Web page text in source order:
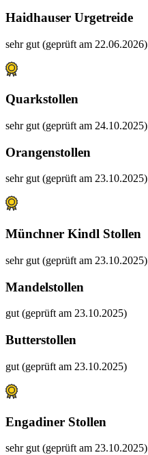
Haidhauser Urgetreide
sehr gut (geprüft am 22.06.2026)
Quarkstollen
sehr gut (geprüft am 24.10.2025)
Orangenstollen
sehr gut (geprüft am 23.10.2025)
Münchner Kindl Stollen
sehr gut (geprüft am 23.10.2025)
Mandelstollen
gut (geprüft am 23.10.2025)
Butterstollen
gut (geprüft am 23.10.2025)
Engadiner Stollen
sehr gut (geprüft am 23.10.2025)